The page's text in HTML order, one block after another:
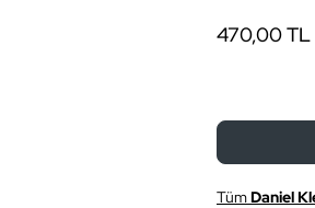
470,00 TL
TümDaniel